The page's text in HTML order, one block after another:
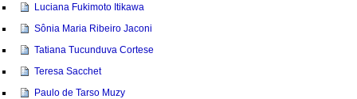
Luciana Fukimoto Itikawa
Sônia Maria Ribeiro Jaconi
Tatiana Tucunduva Cortese
Teresa Sacchet
Paulo de Tarso Muzy